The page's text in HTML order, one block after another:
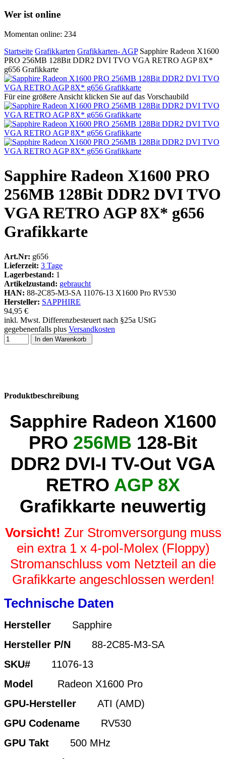
Wer ist online
Momentan online: 234
Startseite Grafikkarten Grafikkarten- AGP Sapphire Radeon X1600
PRO 256MB 128Bit DDR2 DVI TVO VGA RETRO AGP 8X*
g656 Grafikkarte
Für eine größere Ansicht klicken Sie auf das Vorschaubild
Sapphire Radeon X1600 PRO
256MB 128Bit DDR2 DVI TVO
VGA RETRO AGP 8X* g656
Grafikkarte
Art.Nr: g656
Lieferzeit: 3 Tage
Lagerbestand: 1
Artikelzustand: gebraucht
HAN: 88-2C85-M3-SA 11076-13 X1600 Pro RV530
Hersteller: SAPPHIRE
94,95 €
inkl. Mwst. Differenzbesteuert nach §25a UStG
gegebenenfalls plus Versandkosten
In den Warenkorb
Produktbeschreibung
Sapphire Radeon X1600
PRO 256MB 128-Bit
DDR2 DVI-I TV-Out VGA
RETRO AGP 8X
Grafikkarte neuwertig
Vorsicht! Zur Stromversorgung muss
ein extra 1 x 4-pol-Molex (Floppy)
Stromanschluss vom Netzteil an die
Grafikkarte angeschlossen werden!
Technische Daten
Hersteller Sapphire
Hersteller P/N
88-2C85-M3-SA
SKU# 11076-13
Model
Radeon X1600 Pro
GPU-Hersteller
ATI (AMD)
GPU Codename
RV530
GPU Takt 500 MHz